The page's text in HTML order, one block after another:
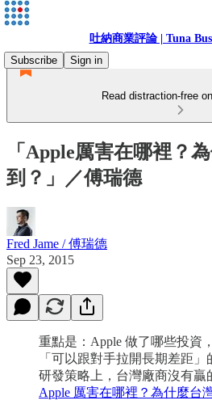
吐納商業評論 | Tuna
Subscribe
Sign in
Read distraction-free
「Apple厲害在哪裡？
到？」／傅瑞德
Fred Jame / 傅瑞德
Sep 23, 2015
重點是：Apple 做了哪些投資
「可以跟對手拉開長期差距
研發策略上，台灣廠商沒有贏
Apple 厲害在哪裡？為什麼台